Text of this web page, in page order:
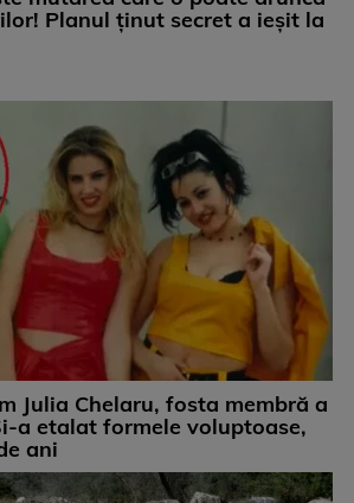
Planul ținut secret a ieșit la
Julia Chelaru, fosta membră a
a etalat formele voluptoase,
ani